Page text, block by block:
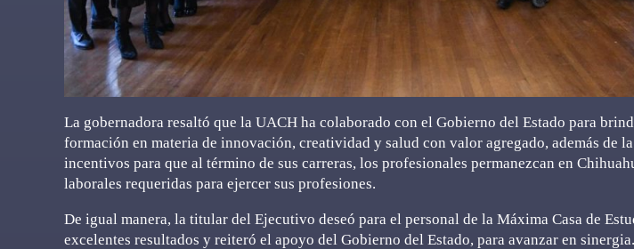
La gobernadora resaltó que la UACH ha colaborado con el Gobierno del Estado para
formación en materia de innovación, creatividad y salud con valor agregado, además de
incentivos para que al término de sus carreras, los profesionales permanezcan en
laborales requeridas para ejercer sus profesiones.
De igual manera, la titular del Ejecutivo deseó para el personal de la Máxima Casa de
excelentes resultados y reiteró el apoyo del Gobierno del Estado, para avanzar en sinergia.